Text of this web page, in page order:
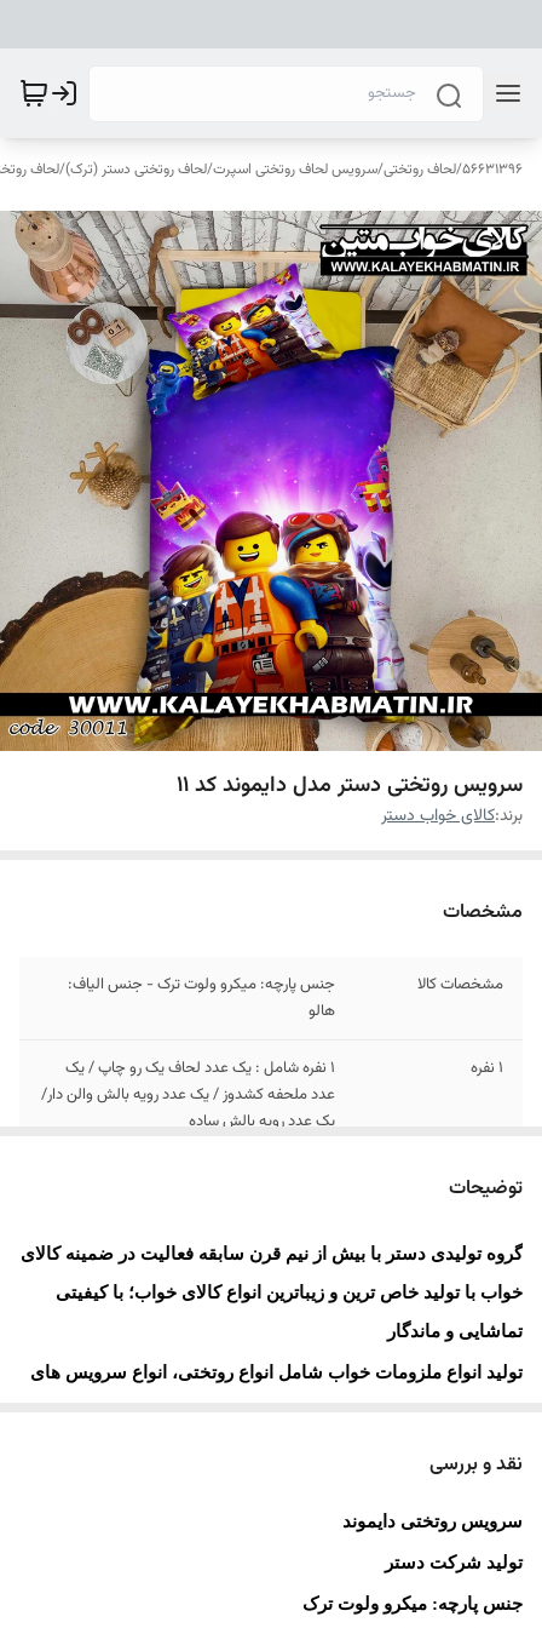
56631396
/لحاف روتختی/سرویس لحاف روتختی اسپرت/لحاف روتختی دستر (ترک)/لحاف
سرویس روتختی دستر مدل دایموند کد 11
برند:کالای خواب دستر
مشخصات
مشخصات کالا
جنس پارچه: میکرو ولوت ترک - جنس الیاف:
هالو
1 نفره
1 نفره شامل : یک عدد لحاف یک رو چاپ / یک
عدد ملحفه کشدوز / یک عدد رویه بالش والن دار/
یک عدد رویه بالش ساده
ارسال
توضیحات
گروه تولیدی دستر با بیش از نیم قرن سابقه فعالیت در ضمینه کالای
خواب با تولید خاص ترین و زیباترین انواع کالای خواب؛ با کیفیتی
تماشایی و ماندگار
تولید انواع ملزومات خواب شامل انواع روتختی، انواع سرویس های
ملحفه ، کاور تشک سفر ی، انواع بالش، انواع روبالشتی و
تولیدی برند دستر میباشد
دستر با بسته بندی منحصر بفرد، دوخت تمیز و بدون نقص، استاندارد
برای حفاظت از سلامت شما، ضمانت کیفی محصولات و هم
نقد و بررسی
سرویس روتختی دایموند
تولید شرکت دستر
جنس پارچه: میکرو ولوت ترک